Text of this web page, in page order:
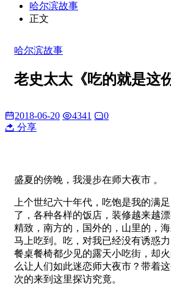
哈尔滨故事
正文
哈尔滨故事
老史太太《吃的就是这
2018-06-20 4341
0
分享
盛夏的傍晚，我漫步在师大夜市 。
上个世纪六十年代，吃饱是我的满
了，各种各样的饭店，装修越来越
精致，南方的，国外的，山里的，
马上吃到。吃，对我已经没有诱惑
餐桌餐椅都少见的露天小吃街，却
么让人们如此迷恋师大夜市？带着
次的来到这里探访究竟。